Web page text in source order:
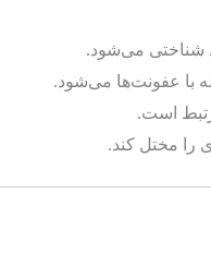
شناختی می‌شود.
با عفونت‌ها می‌شود.
است.
را مختل کند.